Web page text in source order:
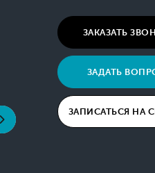
ЗАКАЗАТЬ
ЗАДАТЬ
ЗАПИСАТЬСЯ НА